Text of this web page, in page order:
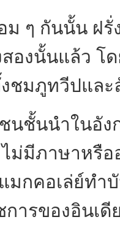
กันนั้น ฝรั่งก็
องนั้นแล้ว โ
ชมภูทวีปแล
นำในอังกฤ
ม่มีภาษาหรือ
มกคอเล่ย์ทำ
การของอินเ